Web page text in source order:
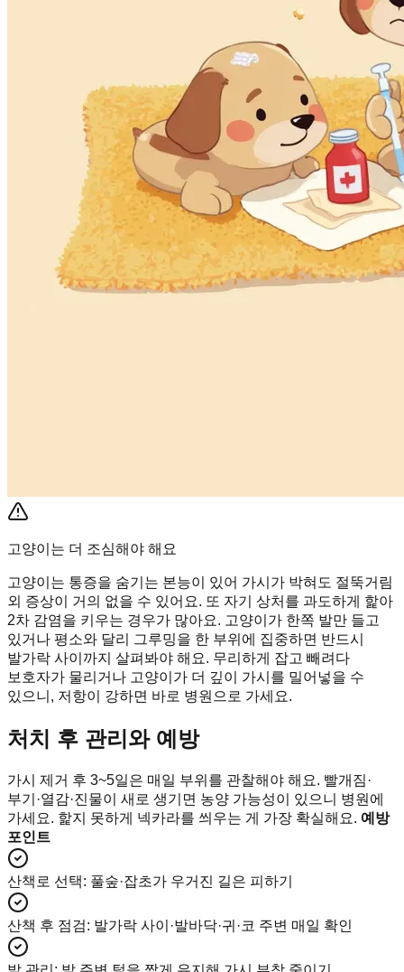
고양이는 더 조심해야 해요
고양이는 통증을 숨기는 본능이 있어 가시가 박혀도 절뚝거림
외 증상이 거의 없을 수 있어요. 또 자기 상처를 과도하게 핥아
2차 감염을 키우는 경우가 많아요. 고양이가 한쪽 발만 들고
있거나 평소와 달리 그루밍을 한 부위에 집중하면 반드시
발가락 사이까지 살펴봐야 해요. 무리하게 잡고 빼려다
보호자가 물리거나 고양이가 더 깊이 가시를 밀어넣을 수
있으니, 저항이 강하면 바로 병원으로 가세요.
처치 후 관리와 예방
가시 제거 후 3~5일은 매일 부위를 관찰해야 해요. 빨개짐·
부기·열감·진물이 새로 생기면 농양 가능성이 있으니 병원에
가세요. 핥지 못하게 넥카라를 씌우는 게 가장 확실해요. 예방
포인트
산책로 선택: 풀숲·잡초가 우거진 길은 피하기
산책 후 점검: 발가락 사이·발바닥·귀·코 주변 매일 확인